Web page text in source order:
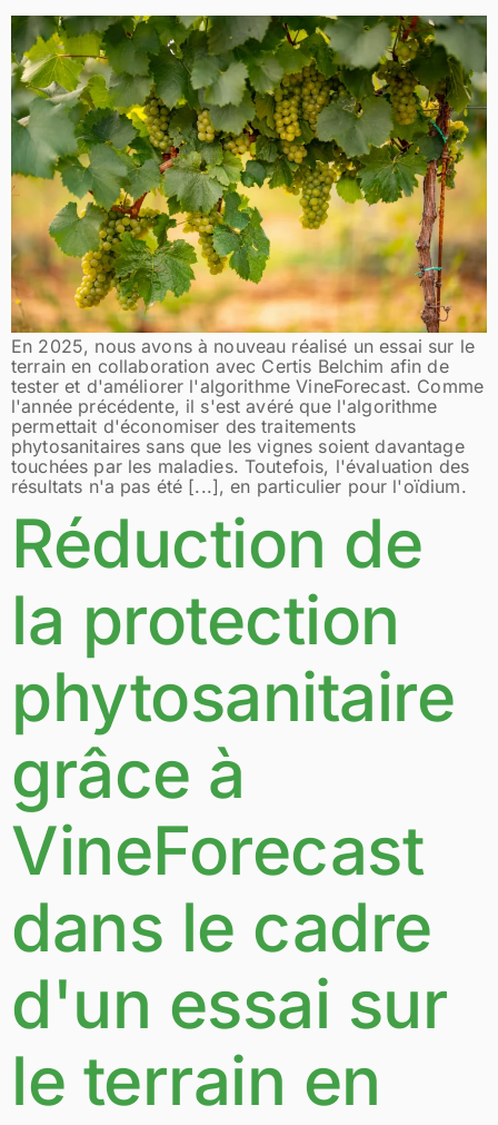
En 2025, nous avons à nouveau réalisé un essai sur le
terrain en collaboration avec Certis Belchim afin de
tester et d'améliorer l'algorithme VineForecast. Comme
l'année précédente, il s'est avéré que l'algorithme
permettait d'économiser des traitements
phytosanitaires sans que les vignes soient davantage
touchées par les maladies. Toutefois, l'évaluation des
résultats n'a pas été [...], en particulier pour l'oïdium.
Réduction de
la protection
phytosanitaire
grâce à
VineForecast
dans le cadre
d'un essai sur
le terrain en